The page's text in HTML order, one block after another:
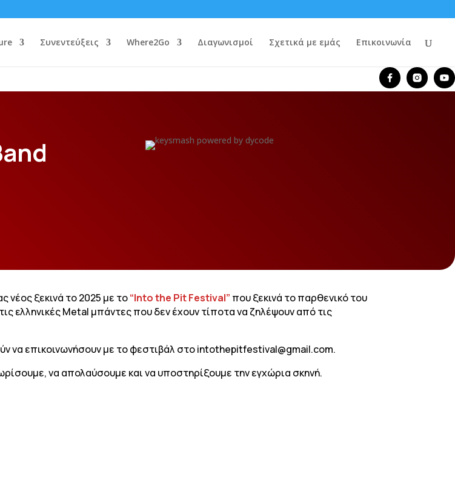
Συνεντεύξεις Where2Go Διαγωνισμοί Σχετικά με εμάς Επικοινωνία
νέος ξεκινά το 2025 με το“Into the Pit Festival” που ξεκινά το παρθενικό του
ελληνικές Metal μπάντες που δεν έχουν τίποτα να ζηλέψουν από τις
να επικοινωνήσουν με το φεστιβάλ στο intothepitfestival@gmail.com.
να απολαύσουμε και να υποστηρίξουμε την εγχώρια σκηνή.